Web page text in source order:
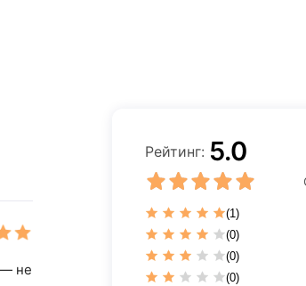
— не
Рейтинг: 5.0
(1)
(0)
(0)
(0)